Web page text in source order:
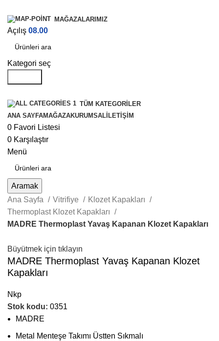
MAĞAZALARIMIZ
Açılış 08.00
Kategori seç
TÜM KATEGORILER
ANA SAYFAMAĞAZAKURUMSAL İLETIŞIM
0 Favori Listesi
0 Karşılaştır
Menü
Aramak
Ana Sayfa
Vitrifiye
Klozet Kapakları
Thermoplast Klozet Kapakları
MADRE Thermoplast Yavaş Kapanan Klozet Kapakları
Büyütmek için tıklayın
MADRE Thermoplast Yavaş Kapanan Klozet
Kapakları
Nkp
Stok kodu: 0351
MADRE
Metal Menteşe Takımı Üstten Sıkmalı